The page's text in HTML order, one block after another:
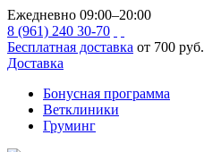
Ежедневно 09:00–20:00
8 (961) 240 30-70
Бесплатная доставка от 700 руб.
Доставка
Бонусная программа
Ветклиники
Груминг